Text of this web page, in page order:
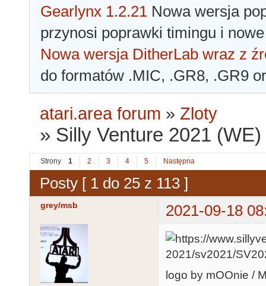
Gearlynx 1.2.21 Nowa wersja
przynosi poprawki timingu i
Nowa wersja DitherLab wraz z
do formatów .MIC, .GR8, .GR9
atari.area forum » Zloty
» Silly Venture 2021
Strony 1 2 3 4 5 Następna
Posty [ 1 do 25 z 113 ]
grey/msb 2021-09-18
logo by mOOnie /